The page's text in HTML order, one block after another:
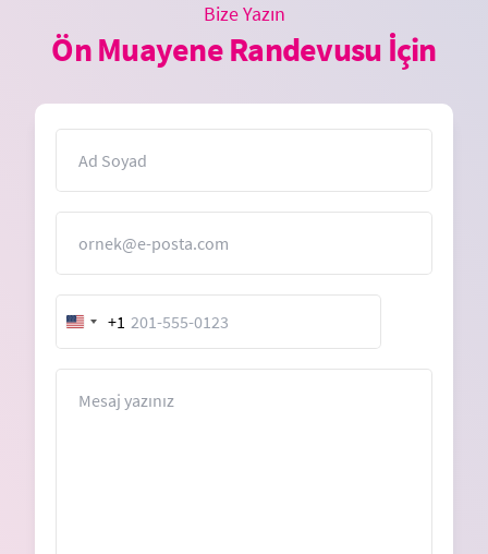
Bize Yazın
Ön Muayene Randevusu İçin
United
States
+1